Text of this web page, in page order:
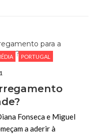
PORTUGAL
Fonseca e Miguel
a aderir à